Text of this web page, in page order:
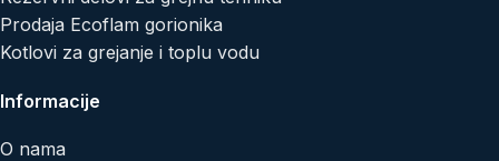
Prodaja Ecoflam gorionika
Kotlovi za grejanje i toplu vodu
Informacije
O nama